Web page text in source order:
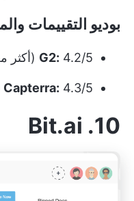
بوديو التقييمات
G2: 4.2/5 (أكثر من 460 تقييم)
Capterra: 4.3/5 (أكثر من 300 تقييم)
10. Bit.ai